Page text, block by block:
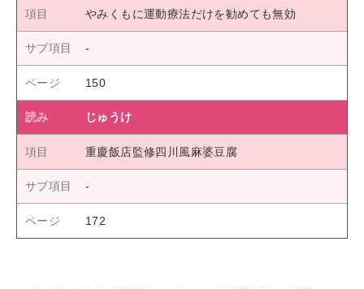
やみくもに運動療法だけを勧めても無効
150
じゅうけ
重慶飯店監修四川風麻婆豆腐
172